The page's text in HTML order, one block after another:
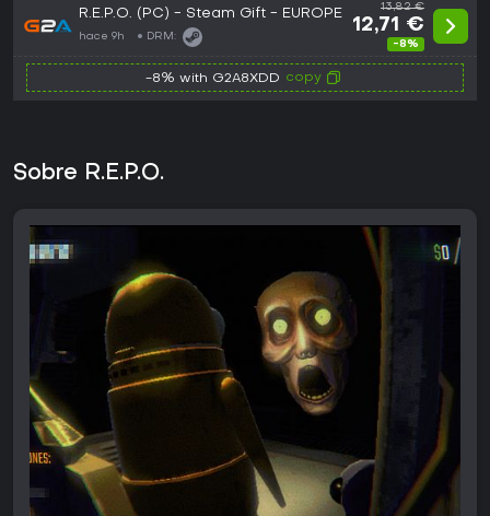
R.E.P.O. (PC) - Steam Gift - EUROPE
hace 9h DRM:
13,82 €
12,71 €
-8%
-8% with G2A8XDD copy
Sobre R.E.P.O.